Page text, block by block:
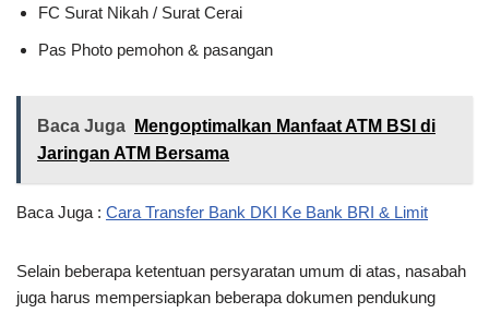
FC Surat Nikah / Surat Cerai
Pas Photo pemohon & pasangan
Baca Juga
Mengoptimalkan Manfaat ATM BSI di
Jaringan ATM Bersama
Baca Juga : Cara Transfer Bank DKI Ke Bank BRI & Limit
Selain beberapa ketentuan persyaratan umum di atas, nasabah
juga harus mempersiapkan beberapa dokumen pendukung